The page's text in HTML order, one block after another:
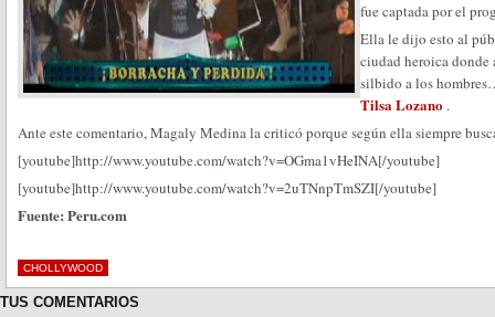
fue captada por el
Ella le dijo esto al
ciudad heroica
silbido a los
Tilsa Lozano .
Ante este comentario, Magaly Medina la criticó porque según ella siempre
[youtube]http://www.youtube.com/watch?v=OGma1vHeINA[/youtube]
[youtube]http://www.youtube.com/watch?v=2uTNnpTmSZI[/youtube]
Fuente: Peru.com
CHOLLYWOOD
TUS COMENTARIOS